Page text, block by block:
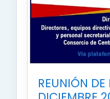
REUNIÓN DE